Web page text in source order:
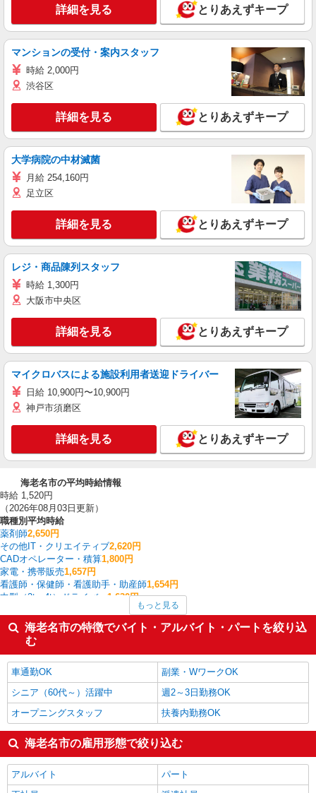
詳細を見る とりあえずキープ
マンションの受付・案内スタッフ
時給 2,000円
渋谷区
詳細を見る とりあえずキープ
大学病院の中材滅菌
月給 254,160円
足立区
詳細を見る とりあえずキープ
レジ・商品陳列スタッフ
時給 1,300円
大阪市中央区
詳細を見る とりあえずキープ
マイクロバスによる施設利用者送迎ドライバー
日給 10,900円〜10,900円
神戸市須磨区
詳細を見る とりあえずキープ
海老名市の平均時給情報
時給 1,520円
（2026年08月03日更新）
職種別平均時給
薬剤師2,650円
その他IT・クリエイティブ2,620円
CADオペレーター・積算1,800円
家電・携帯販売1,657円
看護師・保健師・看護助手・助産師1,654円
中型（2t・4t）ドライバー 1,630円
その他介護・福祉1,577円
介護職・ヘルパー 1,572円
フォークリフト
海老名市の他の職種の平均時給を見る
もっと見る
海老名市の特徴でバイト・アルバイト・パートを絞り込
む
車通勤OK
副業・WワークOK
シニア（60代～）活躍中
週2～3日勤務OK
オープニングスタッフ
扶養内勤務OK
海老名市の雇用形態で絞り込む
アルバイト
パート